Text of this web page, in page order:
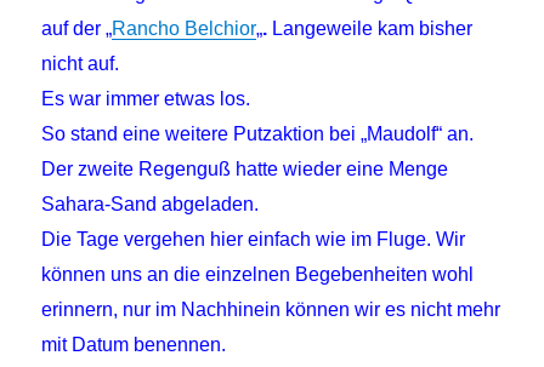
auf der „Rancho Belchior„. Langeweile kam bisher
nicht auf.
Es war immer etwas los.
So stand eine weitere Putzaktion bei „Maudolf“ an.
Der zweite Regenguß hatte wieder eine Menge
Sahara-Sand abgeladen.
Die Tage vergehen hier einfach wie im Fluge. Wir
können uns an die einzelnen Begebenheiten wohl
erinnern, nur im Nachhinein können wir es nicht mehr
mit Datum benennen.